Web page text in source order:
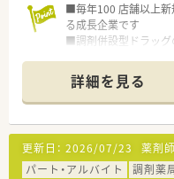
■毎年100 店舗以上新
る成長企業です
■調剤併設型ドラッグ
■研修制度は様々なプ
講可能な研修も幅広
■店舗で活躍する従業
となる従業員など、
を用意されています
■総合薬剤師・調剤薬剤
の働き方を選択できま
詳細を見る
更新日： 2026/07/23 薬剤
パート・アルバイト
調剤薬